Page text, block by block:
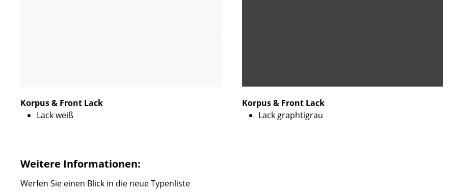
Korpus & Front Lack
Lack weiß
Korpus & Front Lack
Lack graphtigrau
Weitere Informationen:
Werfen Sie einen Blick in die neue Typenliste